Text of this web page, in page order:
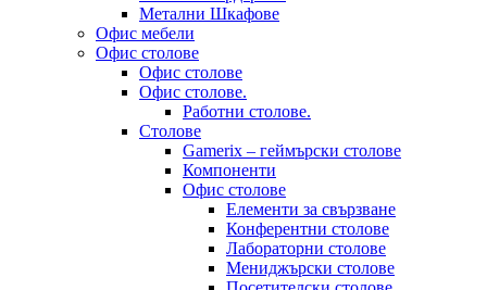
Метални Шкафове
Офис мебели
Офис столове
Офис столове
Офис столове.
Работни столове.
Столове
Gamerix – геймърски столове
Компоненти
Офис столове
Елементи за свързване
Конферентни столове
Лабораторни столове
Мениджърски столове